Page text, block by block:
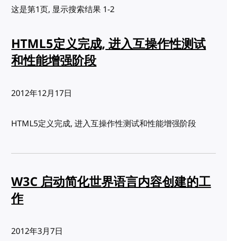
这是第1页, 显示搜索结果 1-2
HTML5定义完成, 进入互操作性测试
和性能增强阶段
发布:
2012年12月17日
HTML5定义完成, 进入互操作性测试和性能增强阶段
W3C 启动简化世界语言内容创建的工
作
发布:
2012年3月7日